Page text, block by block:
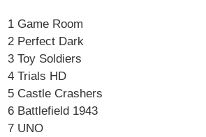
1 Game Room
2 Perfect Dark
3 Toy Soldiers
4 Trials HD
5 Castle Crashers
6 Battlefield 1943
7 UNO